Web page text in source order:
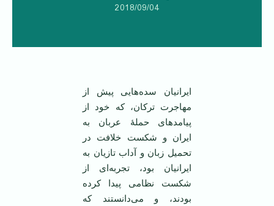
2018/09/04
ایرانیان سده‌هایی پیش از
مهاجرت ترکان، که خود از
پیامدهای حملۀ عربان به
ایران و شکست خلافت در
تحمیل زبان و آداب تازیان به
ایرانیان بود، تجربه‌ای از
شکست نظامی پیدا کرده
بودند، و می‌دانستند که